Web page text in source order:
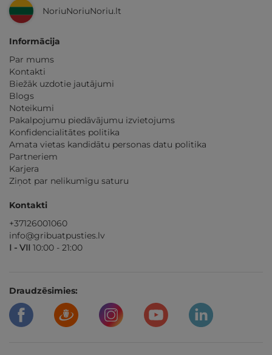
NoriuNoriuNoriu.lt
Informācija
Par mums
Kontakti
Biežāk uzdotie jautājumi
Blogs
Noteikumi
Pakalpojumu piedāvājumu izvietojums
Konfidencialitātes politika
Amata vietas kandidātu personas datu politika
Partneriem
Karjera
Ziņot par nelikumīgu saturu
Kontakti
+37126001060
info@gribuatpusties.lv
I - VII 10:00 - 21:00
Draudzēsimies: